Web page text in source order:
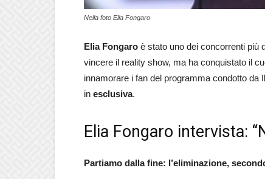
Nella foto Elia Fongaro
Elia Fongaro è stato uno dei concorrenti più
vincere il reality show, ma ha conquistato il
innamorare i fan del programma condotto da
in esclusiva.
Elia Fongaro intervista:
Partiamo dalla fine: l’eliminazione,